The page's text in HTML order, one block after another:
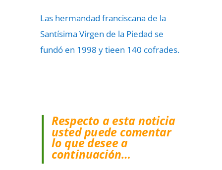
Las hermandad franciscana de la
Santísima Virgen de la Piedad se
fundó en 1998 y tieen 140 cofrades.
Respecto a esta noticia
usted puede comentar
lo que desee a
continuación…